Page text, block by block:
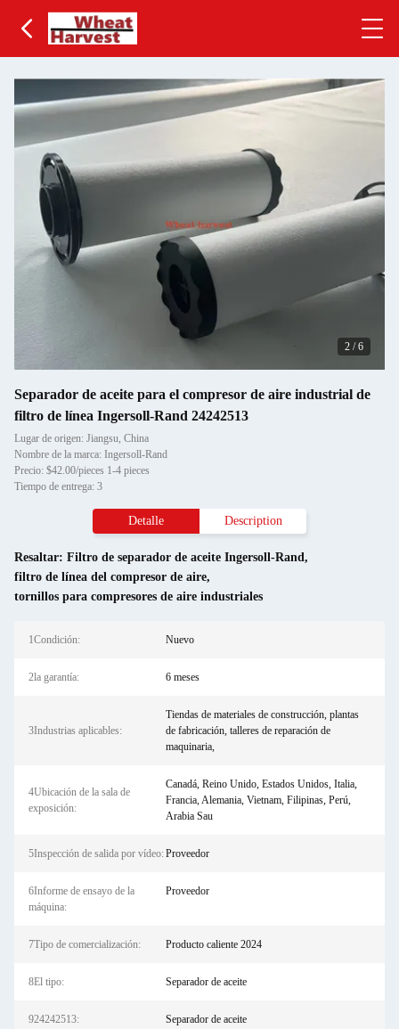
2 /6
Separador de aceite para el compresor de aire industrial de
filtro de línea Ingersoll-Rand 24242513
Lugar de origen: Jiangsu, China
Nombre de la marca: Ingersoll-Rand
Precio: $42.00/pieces 1-4 pieces
Tiempo de entrega: 3
Detalle Description
Resaltar: Filtro de separador de aceite Ingersoll-Rand,
filtro de línea del compresor de aire,
tornillos para compresores de aire industriales
1Condición: Nuevo
2la garantía: 6 meses
3Industrias aplicables:
Tiendas de materiales de construcción, plantas
de fabricación, talleres de reparación de
maquinaria,
4Ubicación de la sala de
exposición:
Canadá, Reino Unido, Estados Unidos, Italia,
Francia, Alemania, Vietnam, Filipinas, Perú,
Arabia Sau
5Inspección de salida por vídeo:Proveedor
6Informe de ensayo de la
máquina:
Proveedor
7Tipo de comercialización: Producto caliente 2024
8El tipo: Separador de aceite
924242513: Separador de aceite